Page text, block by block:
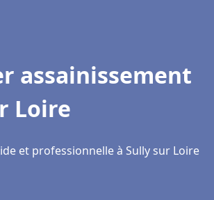
assainissement
Loire
et professionnelle à Sully sur Loire